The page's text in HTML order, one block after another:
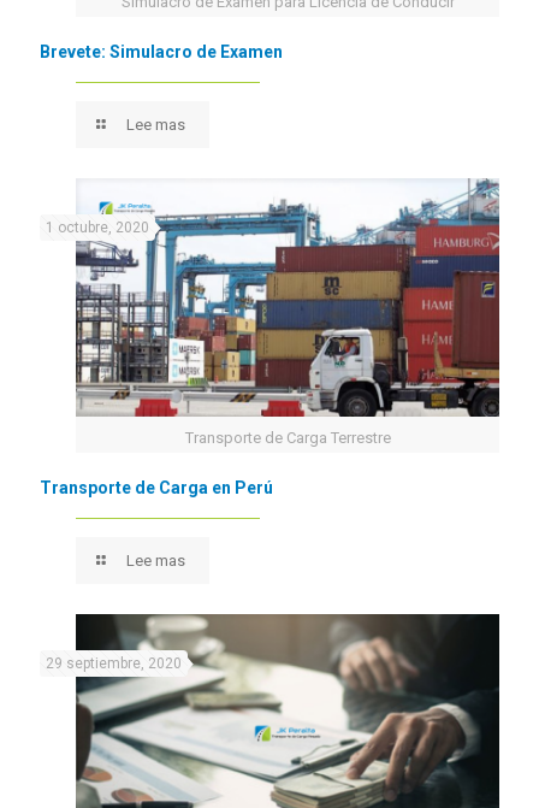
Brevete: Simulacro de Examen
Lee mas
Transporte de Carga Terrestre
1 octubre, 2020
Transporte de Carga en Perú
Lee mas
29 septiembre, 2020